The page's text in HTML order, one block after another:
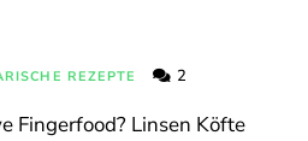
REZEPTE 2
Fingerfood? Linsen Köfte